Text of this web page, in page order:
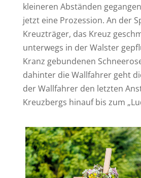
kleineren Abständen
jetzt eine Prozession. An der
Kreuzträger, das Kreuz
unterwegs in der Walster
Kranz gebundenen
dahinter die Wallfahrer geht
der Wallfahrer den letzten
Kreuzbergs hinauf bis zum